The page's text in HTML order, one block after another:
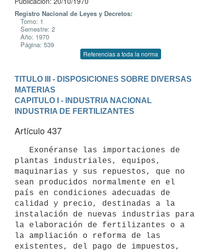
Registro Nacional de Leyes y Decretos:
Tomo: 1
Semestre: 2
Año: 1970
Página: 539
Referencias a toda la norma
TITULO III - DISPOSICIONES SOBRE DIVERSAS
MATERIAS
CAPITULO I - INDUSTRIA NACIONAL
INDUSTRIA DE FERTILIZANTES
Artículo 437
plantas industriales, equipos,
maquinarias y sus repuestos, que no
sean producidos normalmente en el
país en condiciones adecuadas de
calidad y precio, destinadas a la
instalación de nuevas industrias para
la elaboración de fertilizantes o a
la ampliación o reforma de las
existentes, del pago de impuestos,